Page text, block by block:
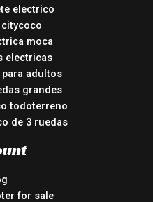
electrico
moca
electricas
adultos
grandes
todoterreno
de 3 ruedas
for sale